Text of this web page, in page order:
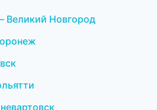
Великий Новгород